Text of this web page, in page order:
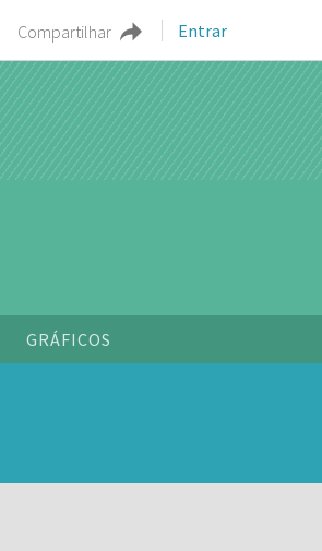
Compartilhar Entrar
GRÁFICOS